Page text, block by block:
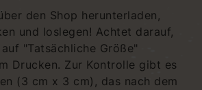
den Shop herunterladen,
und loslegen! Achtet darauf,
"Tatsächliche Größe"
Drucken. Zur Kontrolle gibt es
(3 cm x 3 cm), das nach dem